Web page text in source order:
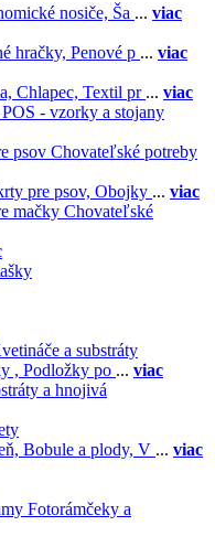
nosiče, Ša ... viac
hračky, Penové p ... viac
Chlapec, Textil pr ... viac
POS - vzorky a stojany
Chovateľské potreby
pre psov, Obojky ... viac
Chovateľské
a substráty
, Podložky po ... viac
a hnojivá
Bobule a plody, V ... viac
Fotorámčeky a